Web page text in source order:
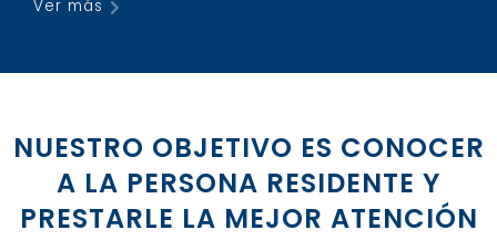
Ver más
NUESTRO OBJETIVO ES CONOCER
A LA PERSONA RESIDENTE Y
PRESTARLE LA MEJOR ATENCIÓN